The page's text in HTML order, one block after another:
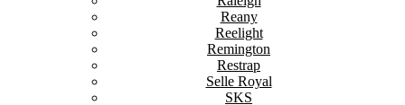
Reany
Reelight
Remington
Restrap
Selle Royal
SKS